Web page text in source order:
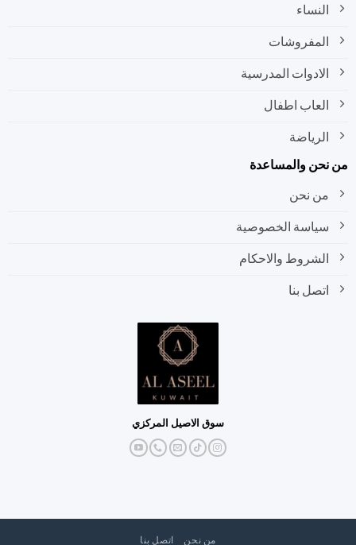
النساء
المفروشات
الادوات المدرسية
العاب اطفال
الرياضة
من نحن والمساعدة
من نحن
سياسة الخصوصية
الشروط والاحكام
اتصل بنا
سوق الاصيل المركزي
من نحن اتصل بنا